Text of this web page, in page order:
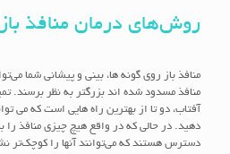
روش‌های درمان منافذ
منافذ باز روی گونه ها، بینی و پیشانی شما
منافذ مسدود شده اند بزرگتر به نظر برسند.
آفتاب، دو تا از بهترین راه هایی است که می
دهید. در حالی که در واقع هیچ چیزی منافذ را
دسترس هستند که می‌توانند آنها را کوچک‌تر